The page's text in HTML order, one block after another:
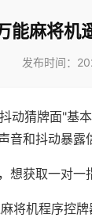
能麻将机
发布时间：
动猜牌面"基
音和抖动暴露
想获取一对一
将机程序控